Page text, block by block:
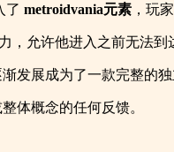
了 metroidvania元素 ，玩
，允许他进入之前无法到
发展成为了一款完整的
体概念的任何反馈。